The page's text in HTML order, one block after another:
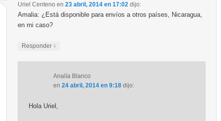
Uriel Centeno en 23 abril, 2014 en 17:02 dijo:
Amalia: ¿Está disponible para envíos a otros países, Nicaragua,
en mi caso?
Responder ↓
Analía Blanco
en 24 abril, 2014 en 9:18 dijo:
Hola Uriel,